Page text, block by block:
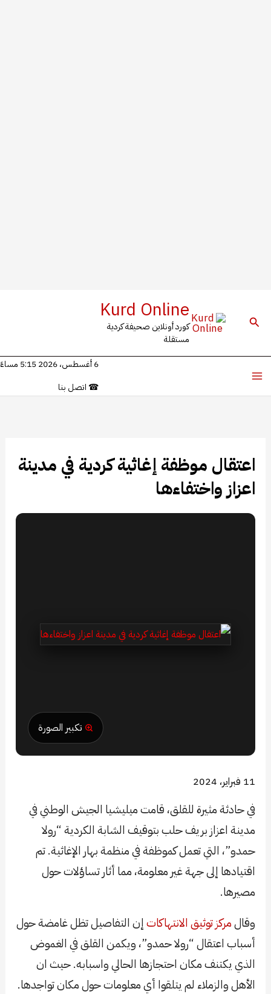
البحث Kurd Online
كورد أونلاين صحيفة كردية
مستقلة
6 أغسطس، 2026 5:15 مساءً
☎ اتصل بنا
اعتقال موظفة إغاثية كردية في مدينة
اعزاز واختفاءها
تكبير الصورة
11 فبراير، 2024
في حادثة مثيرة للقلق، قامت ميليشيا الجيش الوطني في
مدينة اعزاز بريف حلب بتوقيف الشابة الكردية “رولا
حمدو”، التي تعمل كموظفة في منظمة بهار الإغاثية. تم
اقتيادها إلى جهة غير معلومة، مما أثار تساؤلات حول
مصيرها.
وقالمركز توثيق الانتهاكاتإن التفاصيل تظل غامضة حول
أسباب اعتقال “رولا حمدو”، ويكمن القلق في الغموض
الذي يكتنف مكان احتجازها الحالي واسبابه. حيث ان
الأهل والزملاء لم يتلقوا أي معلومات حول مكان تواجدها.